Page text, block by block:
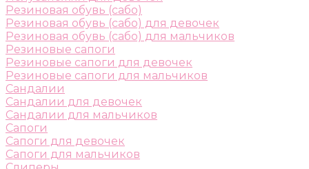
Резиновая обувь (сабо)
Резиновая обувь (сабо) для девочек
Резиновая обувь (сабо) для мальчиков
Резиновые сапоги
Резиновые сапоги для девочек
Резиновые сапоги для мальчиков
Сандалии
Сандалии для девочек
Сандалии для мальчиков
Сапоги
Сапоги для девочек
Сапоги для мальчиков